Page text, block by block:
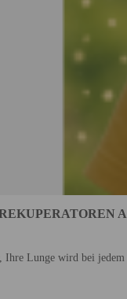
Ihre Lunge wird bei